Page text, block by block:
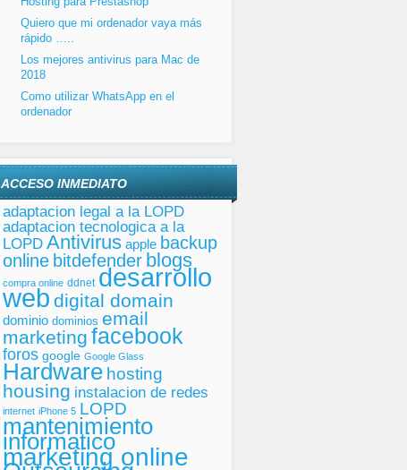
Quiero que mi ordenador vaya más
rápido …..
Los mejores antivirus para Mac de
2018
Como utilizar WhatsApp en el
ordenador
ACCESO INMEDIATO
adaptacion legal a la LOPD
adaptacion tecnologica a la
LOPD Antivirus apple backup
online bitdefender blogs
compra online ddnet desarrollo
web digital domain
dominio dominios email
marketing facebook
foros google Google Glass
Hardware hosting
housing instalacion de redes
internet iPhone 5 LOPD
mantenimiento
informatico
marketing online